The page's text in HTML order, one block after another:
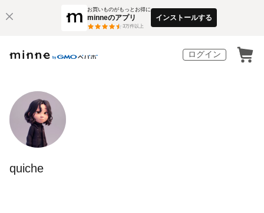
お買いものがもっとお得に
minneのアプリ
3万件以上
インストールする
ログイン
quiche